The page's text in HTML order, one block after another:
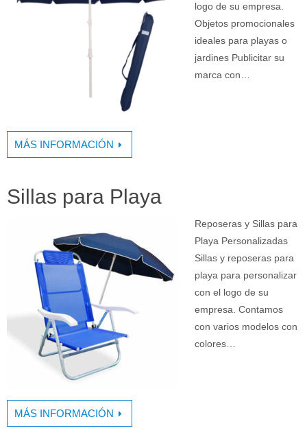
logo de su empresa.
Objetos promocionales
ideales para playas o
jardines Publicitar su
marca con…
MÁS INFORMACIÓN
Sillas para Playa
Reposeras y Sillas para
Playa Personalizadas
Sillas y reposeras para
playa para personalizar
con el logo de su
empresa. Contamos
con varios modelos con
colores…
MÁS INFORMACIÓN